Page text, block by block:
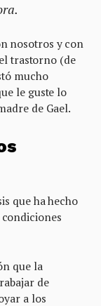
nosotros y con
trastorno (de
mucho
le guste lo
de Gael.
que ha hecho
que la
de
a los